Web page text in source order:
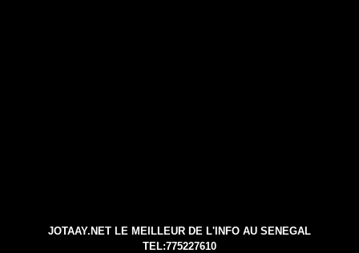
JOTAAY.NET LE MEILLEUR DE L'INFO AU SENEGAL
TEL:775227610